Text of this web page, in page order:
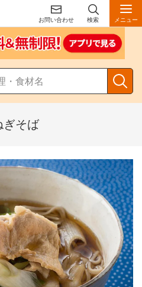
お問い合わせ 検索 メニュー
ぎそば